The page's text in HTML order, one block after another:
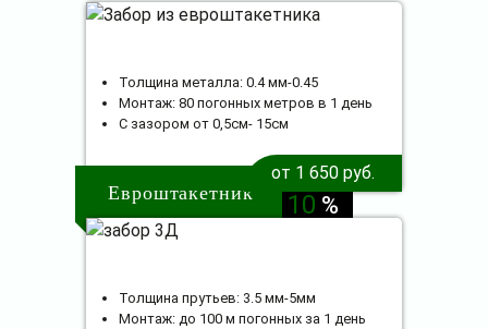
Евроштакетник
скидка
10 %
Толщина металла: 0.4 мм-0.45
Монтаж: 80 погонных метров в 1 день
С зазором от 0,5см- 15см
от 1 650 руб.
Толщина прутьев: 3.5 мм-5мм
Монтаж: до 100 м погонных за 1 день